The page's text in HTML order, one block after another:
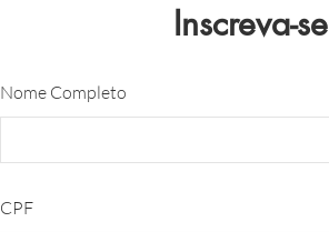
Inscreva-se
Nome Completo
CPF